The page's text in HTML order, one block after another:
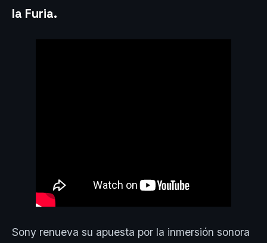
la Furia.
Sony renueva su apuesta por la inmersión sonora